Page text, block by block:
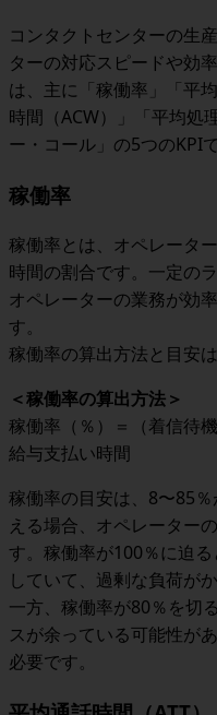
コンタクトセンターの生
ターの対応スピードや効
は、主に「稼働率」「平
時間（ACW）」「平均処
ー・コール」の5つのKPI
稼働率
稼働率とは、オペレータ
時間の割合です。一定の
オペレーターの業務が効
す。
稼働率の算出方法と目安
＜稼働率の算出方法＞
稼働率（％）＝（着信待
給与支払い時間
稼働率の目安は、8〜85
える場合、オペレーター
す。稼働率が100％に迫
していて、過剰な負荷が
一方、稼働率が80％を切
スが余っている可能性が
必要です。